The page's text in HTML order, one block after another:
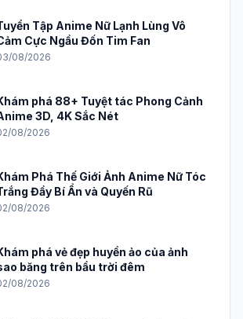
Tập Anime Nữ Lạnh Lùng Vô
Cực Ngầu Đốn Tim Fan
08/2026
phá 88+ Tuyệt tác Phong Cảnh
3D, 4K Sắc Nét
08/2026
Phá Thế Giới Ảnh Anime Nữ Tóc
Đầy Bí Ẩn và Quyến Rũ
08/2026
phá vẻ đẹp huyền ảo của ảnh
băng trên bầu trời đêm
08/2026